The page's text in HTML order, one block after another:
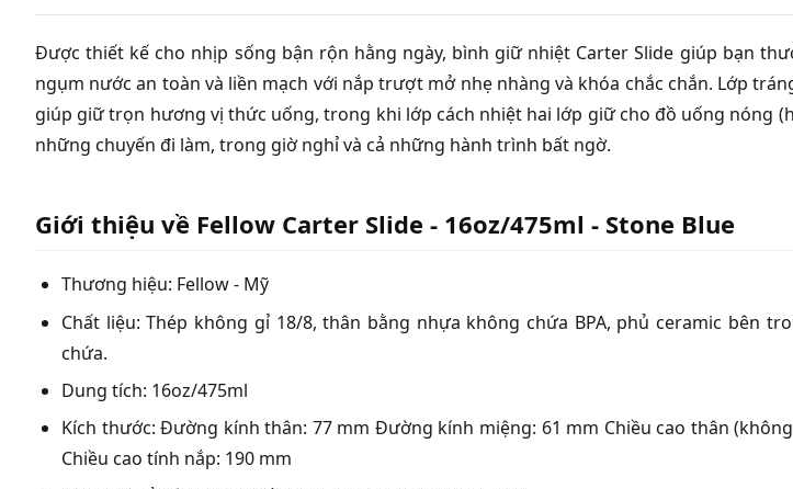
Được thiết kế cho nhịp sống bận rộn hằng ngày, bình giữ nhiệt Carter Slide giúp bạn
ngụm nước an toàn và liền mạch với nắp trượt mở nhẹ nhàng và khóa chắc chắn. Lớp
giúp giữ trọn hương vị thức uống, trong khi lớp cách nhiệt hai lớp giữ cho đồ uống nóng
những chuyến đi làm, trong giờ nghỉ và cả những hành trình bất ngờ.
Giới thiệu về Fellow Carter Slide - 16oz/475ml - Stone Blue
Thương hiệu: Fellow - Mỹ
Chất liệu: Thép không gỉ 18/8, thân bằng nhựa không chứa BPA, phủ ceramic bên
chứa.
Dung tích: 16oz/475ml
Kích thước: Đường kính thân: 77 mm Đường kính miệng: 61 mm Chiều cao thân
Chiều cao tính nắp: 190 mm